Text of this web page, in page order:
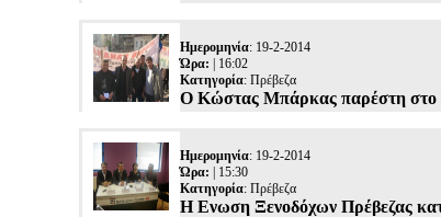
Ημερομηνία: 19-2-2014
Ώρα:
| 16:02
Κατηγορία:Πρέβεζα
Ο Κώστας Μπάρκας παρέστη στο
Ημερομηνία: 19-2-2014
Ώρα:
| 15:30
Κατηγορία:Πρέβεζα
Η Ενωση Ξενοδόχων Πρέβεζας